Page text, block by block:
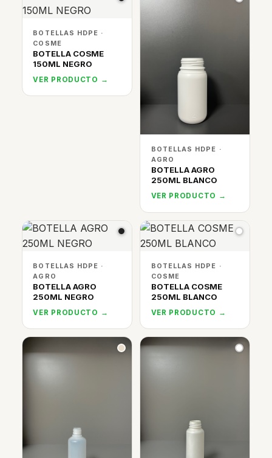
BOTELLAS HDPE ·
COSME
BOTELLA COSME
150ML NEGRO
VER PRODUCTO →
BOTELLAS HDPE ·
AGRO
BOTELLA AGRO
250ML BLANCO
VER PRODUCTO →
BOTELLAS HDPE ·
AGRO
BOTELLA AGRO
250ML NEGRO
VER PRODUCTO →
BOTELLAS HDPE ·
COSME
BOTELLA COSME
250ML BLANCO
VER PRODUCTO →